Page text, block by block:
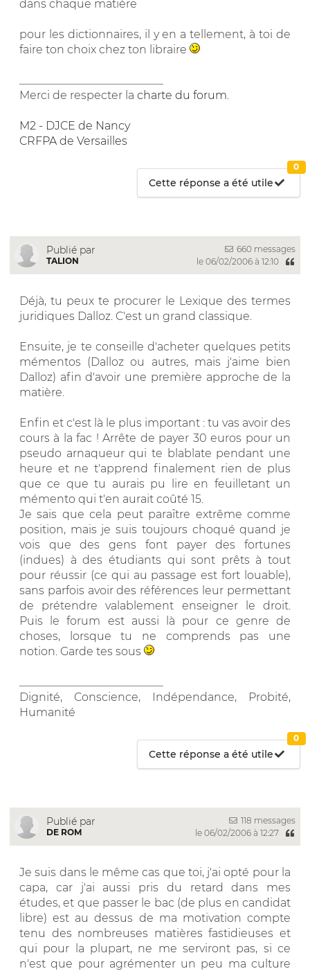
dans chaque matière
pour les dictionnaires, il y en a tellement, à toi de
faire ton choix chez ton libraire
Merci de respecter la charte du forum
M2 - DJCE de Nancy
CRFPA de Versailles
Cette réponse a été utile
0
Publié par
TALION
660 messages
le 06/02/2006 à 12:10
Déjà, tu peux te procurer le Lexique des termes
juridiques Dalloz. C'est un grand classique.
Ensuite, je te conseille d'acheter quelques petits
mémentos (Dalloz ou autres, mais j'aime bien
Dalloz) afin d'avoir une première approche de la
matière.
Enfin et c'est là le plus important : tu vas avoir des
cours à la fac ! Arrête de payer 30 euros pour un
pseudo arnaqueur qui te blablate pendant une
heure et ne t'apprend finalement rien de plus
que ce que tu aurais pu lire en feuilletant un
mémento qui t'en aurait coûté 15.
Je sais que cela peut paraître extrême comme
position, mais je suis toujours choqué quand je
vois que des gens font payer des fortunes
(indues) à des étudiants qui sont prêts à tout
pour réussir (ce qui au passage est fort louable),
sans parfois avoir des références leur permettant
de prétendre valablement enseigner le droit.
Puis le forum est aussi là pour ce genre de
choses, lorsque tu ne comprends pas une
notion. Garde tes sous
Dignité, Conscience, Indépendance, Probité,
Humanité
Cette réponse a été utile
0
Publié par
DE ROM
118 messages
le 06/02/2006 à 12:27
Je suis dans le même cas que toi, j'ai opté pour la
capa, car j'ai aussi pris du retard dans mes
études, et que passer le bac (de plus en candidat
libre) est au dessus de ma motivation compte
tenu des nombreuses matières fastidieuses et
qui pour la plupart, ne me serviront pas, si ce
n'est que pour agrémenter un peu ma culture